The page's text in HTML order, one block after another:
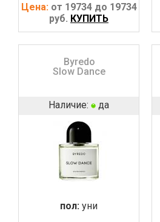
Цена: от 19734 до 19734
руб. КУПИТЬ
Byredo
Slow Dance
Наличие: да
пол: уни